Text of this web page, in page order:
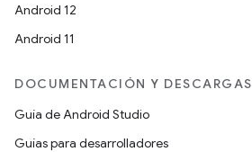
Android 12
Android 11
DOCUMENTACIÓN Y DESCARGAS
Guía de Android Studio
Guías para desarrolladores